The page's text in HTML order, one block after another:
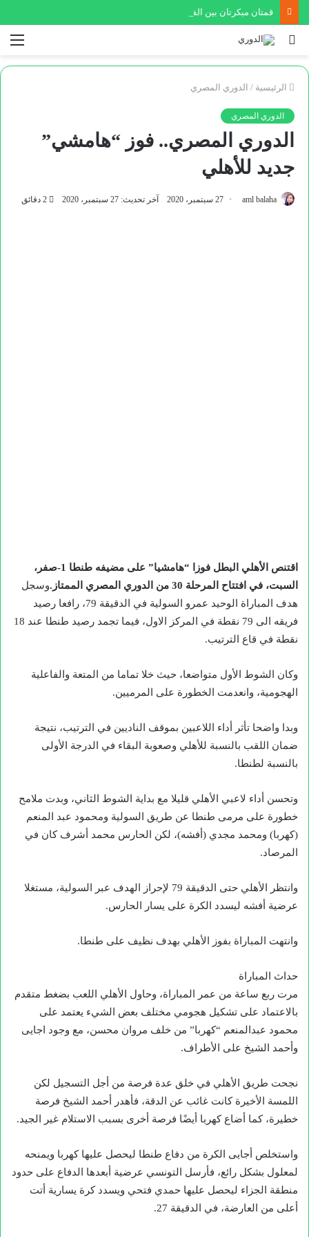
قمتان مبكرتان بين الفيصلي والوحدات في الدوري وكأس السوبر
بحث
الرئيسية / الدوري المصري
الدوري المصري
الدوري المصري.. فوز “هامشي”
جديد للأهلي
aml balaha 27 سبتمبر، 2020 آخر تحديث: 27 سبتمبر، 2020
اقتنص الأهلي البطل فوزا “هامشيا” على مضيفه طنطا 1-صفر،
السبت، في افتتاح المرحلة 30 من الدوري المصري الممتاز.
وسجل
هدف المباراة الوحيد عمرو السولية في الدقيقة 79، رافعا رصيد
فريقه الى 79 نقطة في المركز الاول، فيما تجمد رصيد طنطا عند 18
نقطة في قاع الترتيب.
وكان الشوط الأول متواضعا، حيث خلا تماما من المتعة والفاعلية
الهجومية، وانعدمت الخطورة على المرميين.
وبدا واضحا تأثر أداء اللاعبين بموقف الناديين في الترتيب، نتيجة
ضمان اللقب بالنسبة للأهلي وصعوبة البقاء في الدرجة الأولى
بالنسبة لطنطا.
وتحسن أداء لاعبي الأهلي قليلا مع بداية الشوط الثاني، وبدت ملامح
خطورة على مرمى طنطا عن طريق السولية ومحمود عبد المنعم
(كهربا) ومحمد مجدي (أفشه)، لكن الحارس محمد أشرف كان في
المرصاد.
وانتظر الأهلي حتى الدقيقة 79 لإحراز الهدف عبر السولية، مستغلا
عرضية أفشه ليسدد الكرة على يسار الحارس.
وانتهت المباراة بفوز الأهلي بهدف نظيف على طنطا.
حداث المباراة
مرت ربع ساعة من عمر المباراة، وحاول الأهلي اللعب بضغط متقدم
بالاعتماد على تشكيل هجومي مختلف بعض الشيء يعتمد على
محمود عبدالمنعم “كهربا” من خلف مروان محسن، مع وجود اجايى
وأحمد الشيخ على الأطراف.
نجحت طريق الأهلي في خلق عدة فرصة من أجل التسجيل لكن
اللمسة الأخيرة كانت غائب عن الدقة، فأهدر أحمد الشيخ فرصة
خطيرة، كما أضاع كهربا أيضًا فرصة أخرى بسبب الاستلام غير الجيد.
واستخلص أجايى الكرة من دفاع طنطا ليحصل عليها كهربا ويمنحه
لمعلول بشكل رائع، فأرسل التونسي عرضية أبعدها الدفاع على حدود
منطقة الجزاء ليحصل عليها حمدي فتحي ويسدد كرة يسارية أتت
أعلى من العارضة، في الدقيقة 27.